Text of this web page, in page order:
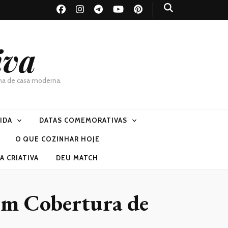
de casa moderna.
DATAS COMEMORATIVAS
O QUE COZINHAR HOJE
CRIATIVA DEU MATCH
Cobertura de